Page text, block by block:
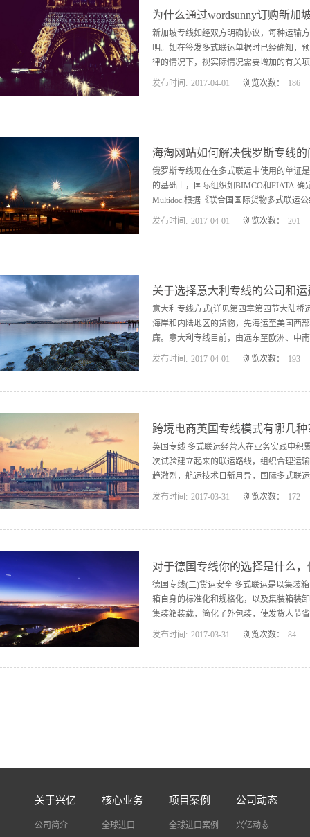
澳门地区。
为什么通过wordsunny订购新加
新加坡专线如经双方明确协议，每种运输
明。如在签发多式联运单据时已经确知，
律的情况下，视实际情况需要增加的有关
息不准确或不真实造成的，该损失应由托
的，则是多式联运经营人的责任，赔偿时
发布时间: 2017-04-01 浏览次数： 186
海淘网站如何解决俄罗斯专线的
俄罗斯专线现在在多式联运中使用的单证
的基础上，国际组织如BIMCO和FIATA.确
Multidoc.根据《联合国国际货物多式联运
运人指定收货人，收货人的名称。(6)多式
期或期间(9)表示该多式联运单据为可转让
发布时间: 2017-04-01 浏览次数： 201
关于选择意大利专线的公司和
意大利专线方式(详见第四章第四节大陆
海岸和内陆地区的货物，先海运至美国西
廉。意大利专线目前，由远东至欧洲、中
在没有可适用的公约的情况下，并不存在
发布时间: 2017-04-01 浏览次数： 193
跨境电商英国专线模式有哪几种
英国专线 多式联运经营人在业务实践中积
次试验建立起来的联运路线，组织合理运
趋激烈，航运技术日新月异，国际多式联
上的陆桥运输分为大陆桥、小陆桥和微桥
发布时间: 2017-03-31 浏览次数： 172
对于德国专线你的选择是什么
德国专线(二)货运安全 多式联运是以集装
箱自身的标准化和规格化，以及集装箱装
集装箱装载，简化了外包装，使发货人节
发布时间: 2017-03-31 浏览次数： 84
关于兴亿
公司简介
核心业务
全球进口
项目案例
全球进口案例
公司动态
兴亿动态